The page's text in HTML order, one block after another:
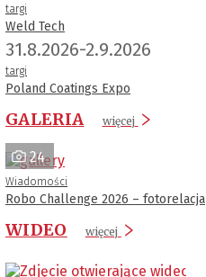
targi
Weld Tech
31.8.2026-2.9.2026
targi
Poland Coatings Expo
GALERIA więcej
24
Wiadomości
Robo Challenge 2026 – fotorelacja
WIDEO więcej